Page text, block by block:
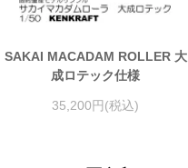
SAKAI MACADAM ROLLER 大
成ロテック仕様
35,200円(税込)